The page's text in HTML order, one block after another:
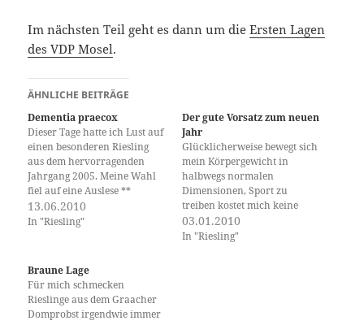
Im nächsten Teil geht es dann um dieErsten Lagen
des VDP Mosel.
ÄHNLICHE BEITRÄGE
Dementia praecox
Dieser Tage hatte ich Lust auf
einen besonderen Riesling
aus dem hervorragenden
Jahrgang 2005. Meine Wahl
fiel auf eine Auslese **
trocken aus dem Graacher
Domprobst vom Weingut
Schluck hatte ich keine Lust
mehr auf den Wein: so fett, so
mächtig und mastig…
13.06.2010
In "Riesling"
Der gute Vorsatz zum neuen
Jahr
Glücklicherweise bewegt sich
mein Körpergewicht in
halbwegs normalen
Dimensionen, Sport zu
treiben kostet mich keine
große Überwindung und
Rauchen gehört nicht zu
03.01.2010
In "Riesling"
Braune Lage
Für mich schmecken
Rieslinge aus dem Graacher
Domprobst irgendwie immer